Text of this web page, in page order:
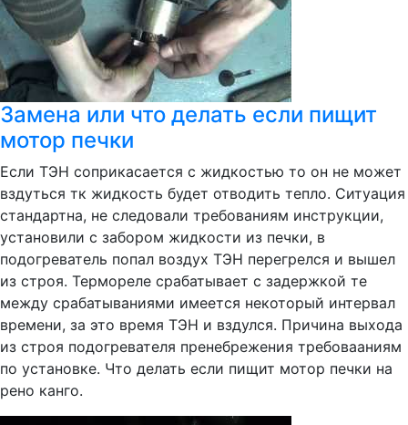
Замена или что делать если пищит
мотор печки
Если ТЭН соприкасается с жидкостью то он не может
вздуться тк жидкость будет отводить тепло. Ситуация
стандартна, не следовали требованиям инструкции,
установили с забором жидкости из печки, в
подогреватель попал воздух ТЭН перегрелся и вышел
из строя. Термореле срабатывает с задержкой те
между срабатываниями имеется некоторый интервал
времени, за это время ТЭН и вздулся. Причина выхода
из строя подогревателя пренебрежения требовааниям
по установке. Что делать если пищит мотор печки на
рено канго.